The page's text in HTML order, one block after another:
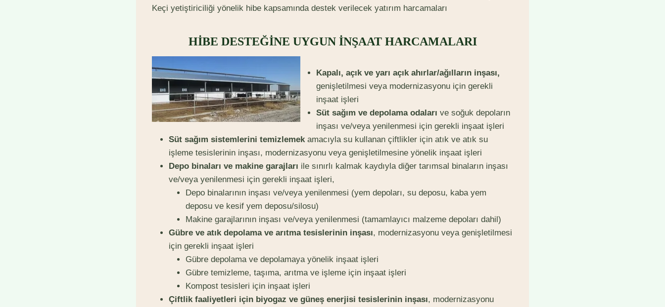
Keçi yetiştiriciliği yönelik hibe kapsamında destek verilecek yatırım harcamaları
HİBE DESTEĞİNE UYGUN İNŞAAT HARCAMALARI
Kapalı, açık ve yarı açık ahırlar/ağılların inşası,
genişletilmesi veya modernizasyonu için gerekli
inşaat işleri
Süt sağım ve depolama odaları ve soğuk depoların
inşası ve/veya yenilenmesi için gerekli inşaat işleri
Süt sağım sistemlerini temizlemek amacıyla su kullanan çiftlikler için atık ve atık su
işleme tesislerinin inşası, modernizasyonu veya genişletilmesine yönelik inşaat işleri
Depo binaları ve makine garajları ile sınırlı kalmak kaydıyla diğer tarımsal binaların inşası
ve/veya yenilenmesi için gerekli inşaat işleri,
Depo binalarının inşası ve/veya yenilenmesi (yem depoları, su deposu, kaba yem
deposu ve kesif yem deposu/silosu)
Makine garajlarının inşası ve/veya yenilenmesi (tamamlayıcı malzeme depoları dahil)
Gübre ve atık depolama ve arıtma tesislerinin inşası, modernizasyonu veya genişletilmesi
için gerekli inşaat işleri
Gübre depolama ve depolamaya yönelik inşaat işleri
Gübre temizleme, taşıma, arıtma ve işleme için inşaat işleri
Kompost tesisleri için inşaat işleri
Çiftlik faaliyetleri için biyogaz ve güneş enerjisi tesislerinin inşası, modernizasyonu